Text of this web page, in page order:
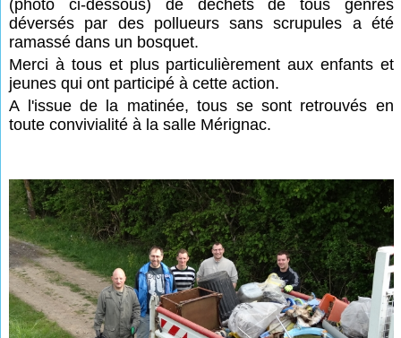
(photo ci-dessous) de déchets de tous genres
déversés par des pollueurs sans scrupules a été
ramassé dans un bosquet.
Merci à tous et plus particulièrement aux enfants et
jeunes qui ont participé à cette action.
A l'issue de la matinée, tous se sont retrouvés en
toute convivialité à la salle Mérignac.